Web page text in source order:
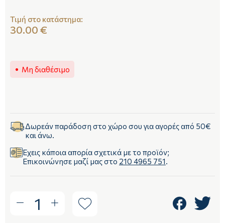
Τιμή στο κατάστημα:
30.00 €
Μη διαθέσιμο
Δωρεάν παράδοση στο χώρο σου για αγορές από 50€
και άνω.
Έχεις κάποια απορία σχετικά με το προϊόν;
Επικοινώνησε μαζί μας στο 210 4965 751.
1